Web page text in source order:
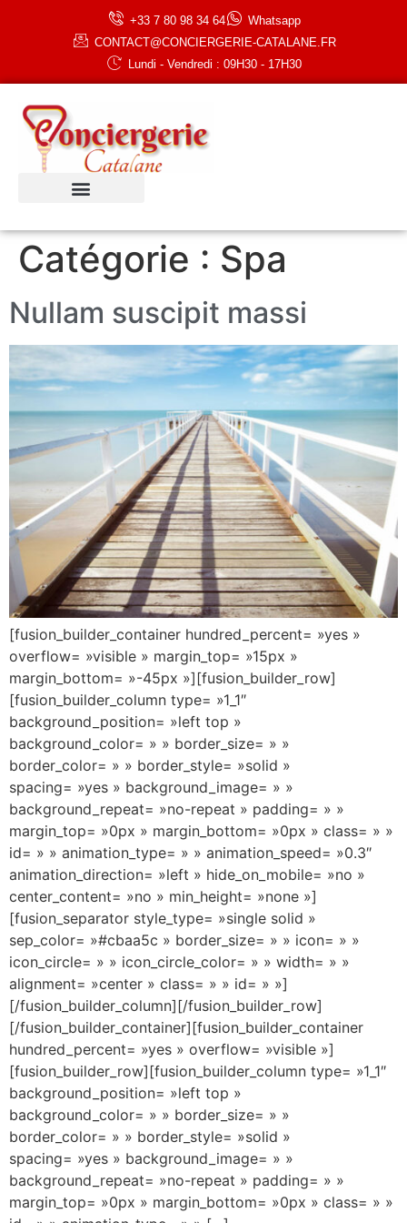
+33 7 80 98 34 64
Whatsapp
CONTACT@CONCIERGERIE-CATALANE.FR
Lundi - Vendredi : 09H30 - 17H30
Catégorie : Spa
Nullam suscipit massi
[fusion_builder_container hundred_percent= »yes »
overflow= »visible » margin_top= »15px »
margin_bottom= »-45px »][fusion_builder_row]
[fusion_builder_column type= »1_1″
background_position= »left top »
background_color= » » border_size= » »
border_color= » » border_style= »solid »
spacing= »yes » background_image= » »
background_repeat= »no-repeat » padding= » »
margin_top= »0px » margin_bottom= »0px » class= » »
id= » » animation_type= » » animation_speed= »0.3″
animation_direction= »left » hide_on_mobile= »no »
center_content= »no » min_height= »none »]
[fusion_separator style_type= »single solid »
sep_color= »#cbaa5c » border_size= » » icon= » »
icon_circle= » » icon_circle_color= » » width= » »
alignment= »center » class= » » id= » »]
[/fusion_builder_column][/fusion_builder_row]
[/fusion_builder_container][fusion_builder_container
hundred_percent= »yes » overflow= »visible »]
[fusion_builder_row][fusion_builder_column type= »1_1″
background_position= »left top »
background_color= » » border_size= » »
border_color= » » border_style= »solid »
spacing= »yes » background_image= » »
background_repeat= »no-repeat » padding= » »
margin_top= »0px » margin_bottom= »0px » class= » »